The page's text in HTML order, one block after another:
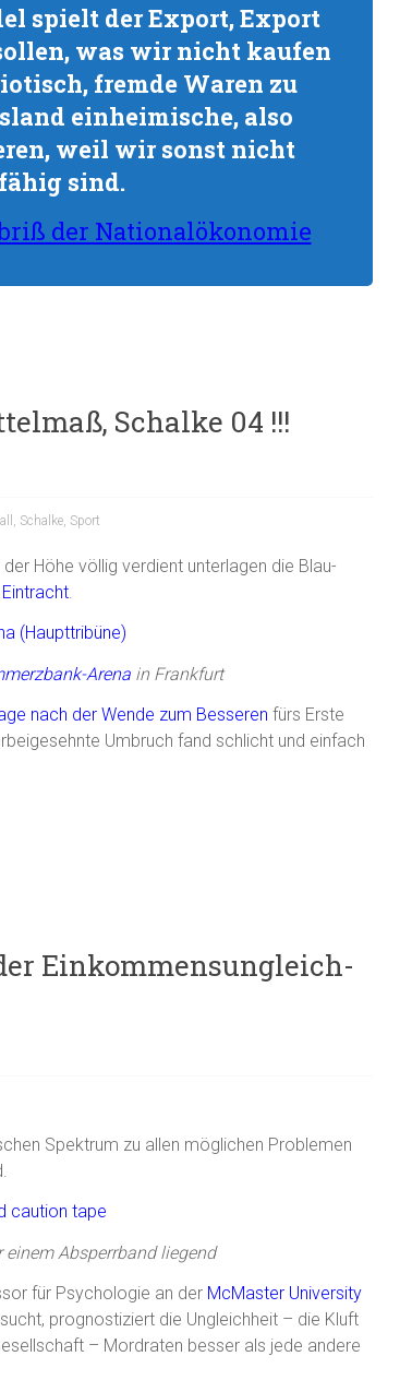
spielt der Export, Export
was wir nicht kaufen
fremde Waren zu
einheimische, also
weil wir sonst nicht
sind.
der Nationalökonomie
Schalke 04 !!!
Schalke Sport
Höhe völlig verdient unterlagen die Blau-
Arena in Frankfurt
nach der Wende zum Besseren fürs Erste
Umbruch fand schlicht und einfach
Einkommensungleich-
Spektrum zu allen möglichen Problemen
Absperrband liegend
für Psychologie an der McMaster University
prognostiziert die Ungleichheit – die Kluft
– Mordraten besser als jede andere